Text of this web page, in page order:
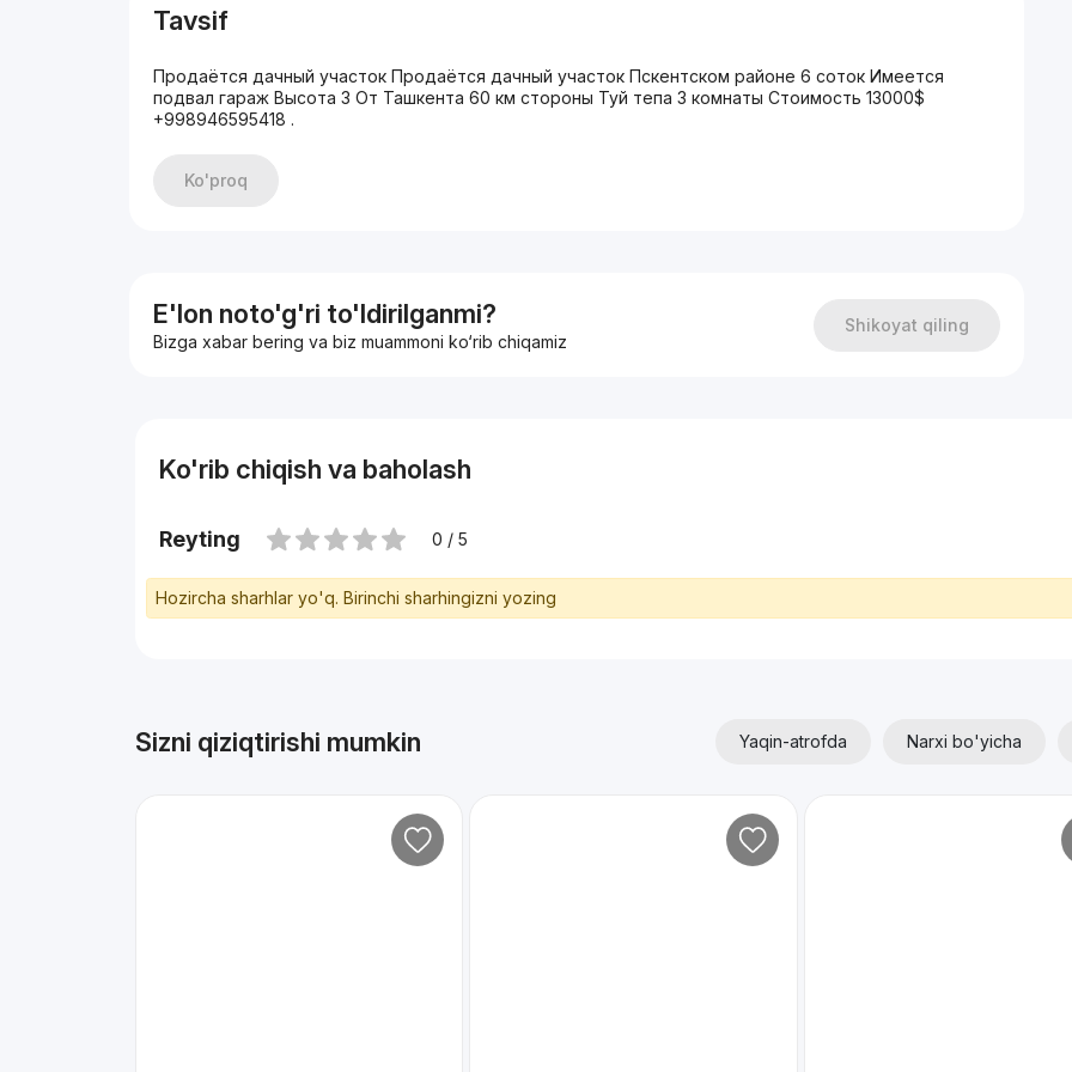
Tavsif
Продаётся дачный участок Продаётся дачный участок Пскентском районе 6 соток Имеется
подвал гараж Высота 3 От Ташкента 60 км стороны Туй тепа 3 комнаты Стоимость 13000$
+998946595418 .
Ko'proq
E'lon noto'g'ri to'ldirilganmi?
Bizga xabar bering va biz muammoni ko‘rib chiqamiz
Shikoyat qiling
Ko'rib chiqish va baholash
Reyting 0 / 5
Hozircha sharhlar yo'q. Birinchi sharhingizni yozing
Sizni qiziqtirishi mumkin Yaqin-atrofda Narxi bo'yicha